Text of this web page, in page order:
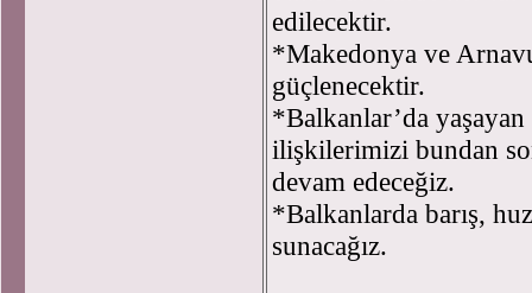
edilecektir.
*Makedonya ve
güçlenecektir.
*Balkanlar’da
ilişkilerimizi bundan
devam edeceğiz.
*Balkanlarda barış,
sunacağız.